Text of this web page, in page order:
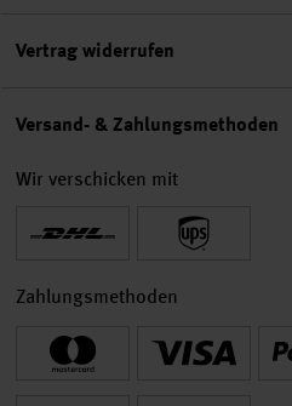
Vertrag widerrufen
Versand- & Zahlungsmethoden
Wir verschicken mit
Zahlungsmethoden